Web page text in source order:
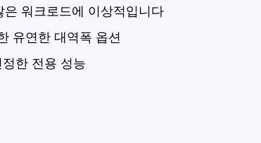
워크로드에 이상적입니다
유연한 대역폭 옵션
한 전용 성능